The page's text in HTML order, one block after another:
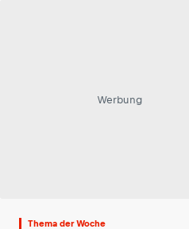
Werbung
Thema der Woche